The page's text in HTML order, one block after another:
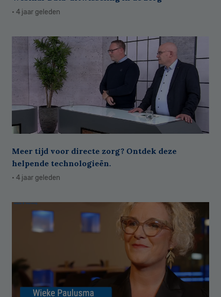
· 4 jaar geleden
Meer tijd voor directe zorg? Ontdek deze
helpende technologieën.
· 4 jaar geleden